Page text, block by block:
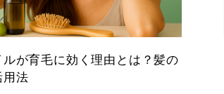
が育毛に効く理由とは？髪の
用法